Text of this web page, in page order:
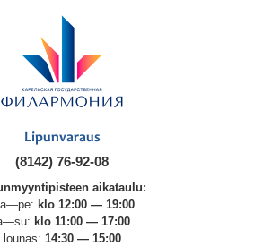
Lipunvaraus
(8142) 76-92-08
aikataulu:
klo 12:00 — 19:00
klo 11:00 — 17:00
lounas: 14:30 — 15:00